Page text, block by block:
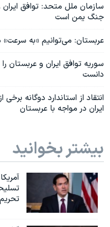
سازمان ملل متحد: توافق
جنگ یمن است
عربستان: می‌توانیم «به سرعت»
سوریه توافق ایران و عربستان
دانست
انتقاد از استاندارد دوگانه
ایران در مواجه با عربستان
بیشتر بخوانید